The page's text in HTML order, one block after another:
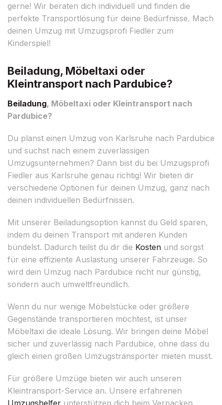
gerne! Wir beraten dich individuell und finden die
perfekte Transportlösung für deine Bedürfnisse. Mach
deinen Umzug mit Umzugsprofi Fiedler zum
Kinderspiel!
Beiladung, Möbeltaxi oder
Kleintransport nach Pardubice?
Beiladung, Möbeltaxi oder Kleintransport nach
Pardubice?
Du planst einen Umzug von Karlsruhe nach Pardubice
und suchst nach einem zuverlässigen
Umzugsunternehmen? Dann bist du bei Umzugsprofi
Fiedler aus Karlsruhe genau richtig! Wir bieten dir
verschiedene Optionen für deinen Umzug, ganz nach
deinen individuellen Bedürfnissen.
Mit unserer Beiladungsoption kannst du Geld sparen,
indem du deinen Transport mit anderen Kunden
bündelst. Dadurch teilst du dir die Kosten und sorgst
für eine effiziente Auslastung unserer Fahrzeuge. So
wird dein Umzug nach Pardubice nicht nur günstig,
sondern auch umweltfreundlich.
Wenn du nur wenige Möbelstücke oder größere
Gegenstände transportieren möchtest, ist unser
Möbeltaxi die ideale Lösung. Wir bringen deine Möbel
sicher und zuverlässig nach Pardubice, ohne dass du
gleich einen großen Umzugstransporter mieten musst.
Für größere Umzüge bieten wir auch unseren
Kleintransport-Service an. Unsere erfahrenen
Umzugshelfer unterstützen dich beim Verpacken,